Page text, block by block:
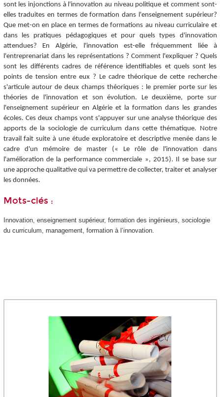
sont les injonctions à l'innovation au niveau politique et comment sont-
elles traduites en termes de formation dans l'enseignement supérieur?
Que met-on en place en termes de formations au niveau curriculaire et
dans les pratiques pédagogiques et pour quels types d'innovation
attendues? En Algérie, l'innovation est-elle fréquemment liée à
l'entreprenariat dans les représentations ? Comment l'expliquer ? Quels
sont les différents cadres de référence identifiables et quels sont les
points de tension entre eux ? Le cadre théorique de cette recherche
s'articule autour de deux champs théoriques : le premier porte sur les
théories de l'innovation et son évolution. Le deuxième, porte sur
l'enseignement supérieur en Algérie et la formation dans les grandes
écoles. Ces deux champs vont s'appuyer sur une analyse théorique des
apports de la sociologie de curriculum dans cette thématique. Notre
travail fait suite à une étude exploratoire et descriptive menée dans le
cadre d'un mémoire de master (« Le rôle de l'innovation dans
l'amélioration de la performance commerciale », 2015). Il se base sur
une approche qualitative qui va permettre de collecter, traiter et analyser
les données.
Mots-clés :
Innovation, enseignement supérieur, formation des ingénieurs, sociologie
du curriculum, management, formation à l’innovation.